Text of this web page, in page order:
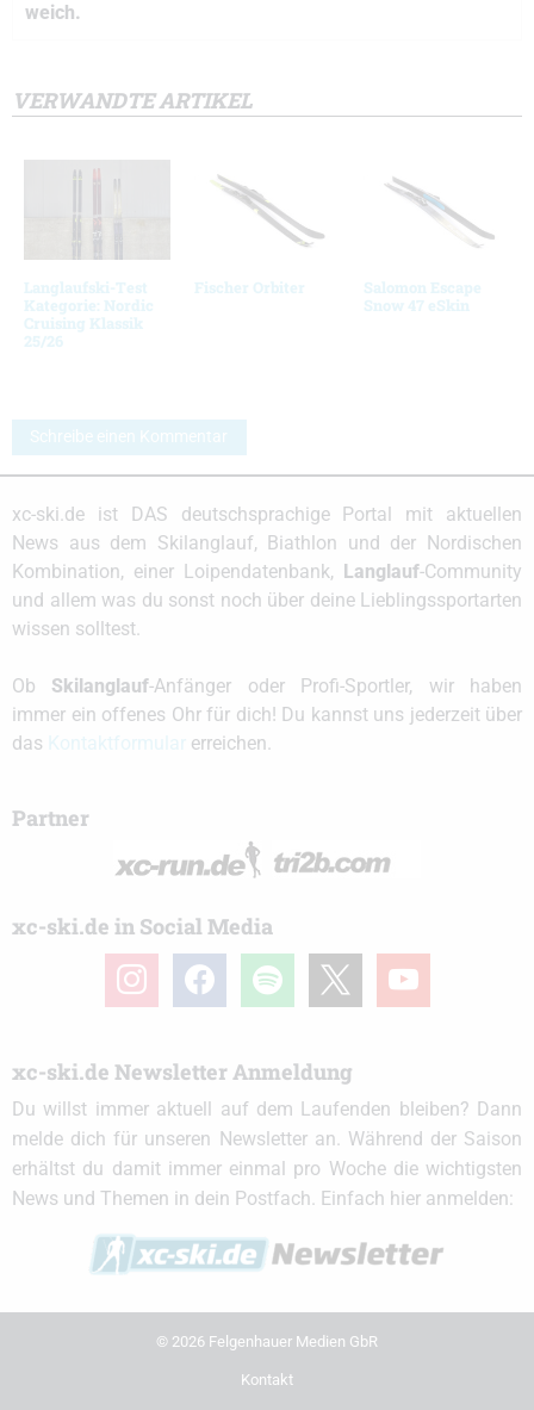
weich.
VERWANDTE ARTIKEL
Langlaufski-Test
Kategorie: Nordic
Cruising Klassik
25/26
Fischer Orbiter
Salomon Escape
Snow 47 eSkin
Schreibe einen Kommentar
xc-ski.de ist DAS deutschsprachige Portal mit aktuellen
News aus dem Skilanglauf, Biathlon und der Nordischen
Kombination, einer Loipendatenbank,
Langlauf-Community
und allem was du sonst noch über deine Lieblingssportarten
wissen solltest.
Ob Skilanglauf-Anfänger oder Profi-Sportler, wir haben
immer ein offenes Ohr für dich! Du kannst uns jederzeit über
das
erreichen.
Partner
xc-ski.de in Social Media
instagramfacebook spotify youtube
xc-ski.de Newsletter Anmeldung
Du willst immer aktuell auf dem Laufenden bleiben? Dann
melde dich für unseren Newsletter an. Während der Saison
erhältst du damit immer einmal pro Woche die wichtigsten
News und Themen in dein Postfach. Einfach hier anmelden:
© 2026 Felgenhauer Medien GbR
Kontakt